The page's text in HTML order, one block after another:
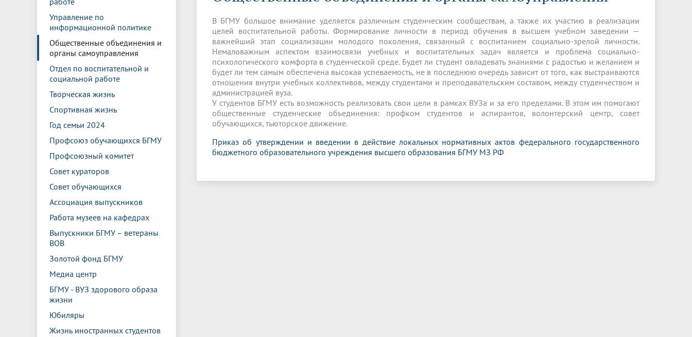
Электронный ящик доверия
БГМУ
организации
Абитуриенту
Обращение граждан Фотогалерея
Карта сайта
Оплата банковской картой Реорганизация вуза
Трансформация университета
Эндаумент
Вопрос-ответ
Управление международной
деятельности
Отдел ординатуры Расписание
Менеджмент качества
Федеральный аккредитационный
центр
Научно-образовательный
медицинский кластер
«Нижневолжский»
Государственная итоговая аттестация
Внутренняя оценка качества
образования
Информация для инвалидов и лиц с
ограниченными возможностями
здоровья
Информация для студентов Я-профессионал
Всероссийская студенческая
олимпиада по хирургии с
Медицинский инспектор
Онлайн обучение
Социальная работа в системе
здравоохранения
Новые образовательные программы
Независимая оценка качества
образования
Профессиональное обучение
Инновационные образовательные
Аккредитация специалиста
здравоохранения
Итоги научно-исследовательской
работы
испытания, ЛЭК
Аспирантура
Грантовые фонды
Конференции и форумы
Лаборатории мегагранта Полезные интернет-ссылки
Научные издания
Проблемные научные комиссии
БГМУ в рейтингах университетов
Управление инновационной
деятельности
Публикационная активность
Институт урологии и клинической
онкологии
Репозиторий БГМУ Евразийский НОЦ Научная ординатура
Лицензии
Санаторий-профилакторий БГМУ
Профсоюз обучающихся БГМУ
Профсоюзный комитет
Совет кураторов
Совет обучающихся
Ассоциация выпускников Работа музеев на кафедрах
Выпускники БГМУ – ветераны ВОВ
Золотой фонд БГМУ
Медиа центр БГМУ - ВУЗ здорового образа жизни
Юбиляры
Университету 90 лет Университету 85 лет
Празднование 75-летия Победы в
Великой Отечественной войне
Штаб студенческих отрядов БГМУ
Первичное отделение «Движение
Первых» БГМУ
Управление по
информационной политике
Общественные объединения и
органы самоуправления
Отдел по воспитательной и
социальной работе
Творческая жизнь
Спортивная жизнь
Год семьи 2024
Профсоюз обучающихся БГМУ
Профсоюзный комитет
Совет кураторов
Совет обучающихся
Ассоциация выпускников
Работа музеев на кафедрах
Выпускники БГМУ – ветераны
ВОВ
Золотой фонд БГМУ
Медиа центр
БГМУ - ВУЗ здорового образа
жизни
Юбиляры
Жизнь иностранных студентов
В БГМУ большое внимание уделяется различным студенческим сообществам, а также их участию в реализации
целей воспитательной работы. Формирование личности в период обучения в высшем учебном заведении —
важнейший этап социализации молодого поколения, связанный с воспитанием социально-зрелой личности.
Немаловажным аспектом взаимосвязи учебных и воспитательных задач является и проблема социально-
психологического комфорта в студенческой среде. Будет ли студент овладевать знаниями с радостью и желанием и
будет ли тем самым обеспечена высокая успеваемость, не в последнюю очередь зависит от того, как выстраиваются
отношения внутри учебных коллективов, между студентами и преподавательским составом, между студенчеством и
администрацией вуза.
У студентов БГМУ есть возможность реализовать свои цели в рамках ВУЗа и за его пределами. В этом им помогают
общественные студенческие объединения: профком студентов и аспирантов, волонтерский центр, совет
обучающихся, тьюторское движение.
Приказ об утверждении и введении в действие локальных нормативных актов федерального государственного
бюджетного образовательного учреждения высшего образования БГМУ МЗ РФ